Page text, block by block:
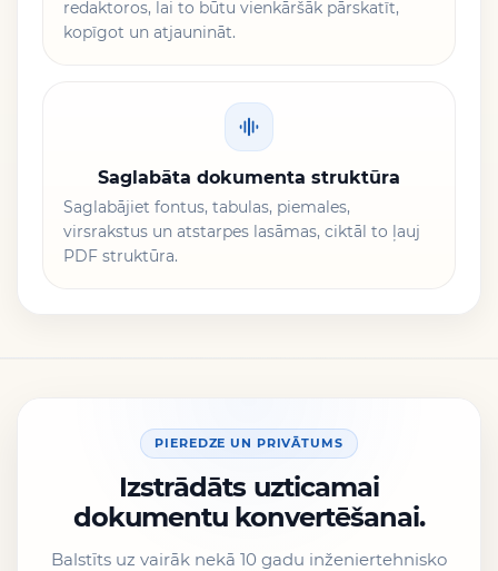
redaktoros, lai to būtu vienkāršāk pārskatīt,
kopīgot un atjaunināt.
Saglabāta dokumenta struktūra
Saglabājiet fontus, tabulas, piemales,
virsrakstus un atstarpes lasāmas, ciktāl to ļauj
PDF struktūra.
PIEREDZE UN PRIVĀTUMS
Izstrādāts uzticamai
dokumentu konvertēšanai.
Balstīts uz vairāk nekā 10 gadu inženiertehnisko